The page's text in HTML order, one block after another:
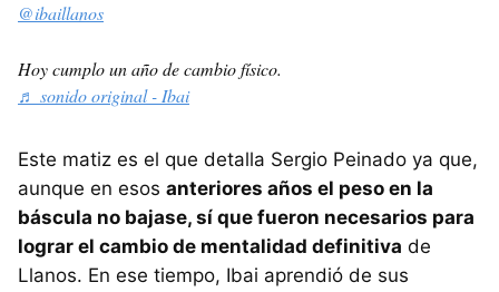
@ibaillanos
Hoy cumplo un año de cambio físico.
♬ sonido original - Ibai
Este matiz es el que detalla Sergio Peinado ya que,
aunque en esos anteriores años el peso en la
báscula no bajase, sí que fueron necesarios para
lograr el cambio de mentalidad definitiva de
Llanos. En ese tiempo, Ibai aprendió de sus